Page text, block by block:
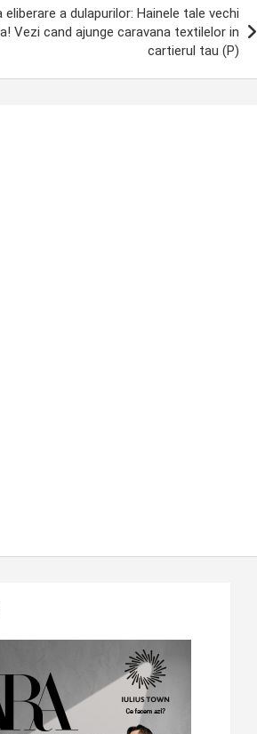
eliberare a dulapurilor: Hainele tale vechi
Vezi cand ajunge caravana textilelor in
cartierul tau (P)